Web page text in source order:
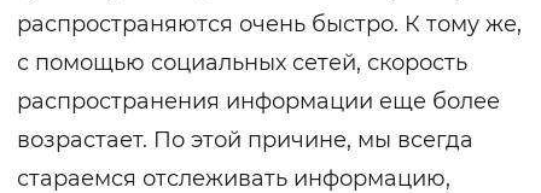
распространяются очень быстро. К тому же,
с помощью социальных сетей, скорость
распространения информации еще более
возрастает. По этой причине, мы всегда
стараемся отслеживать информацию,